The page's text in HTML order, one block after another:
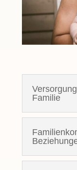
Familie